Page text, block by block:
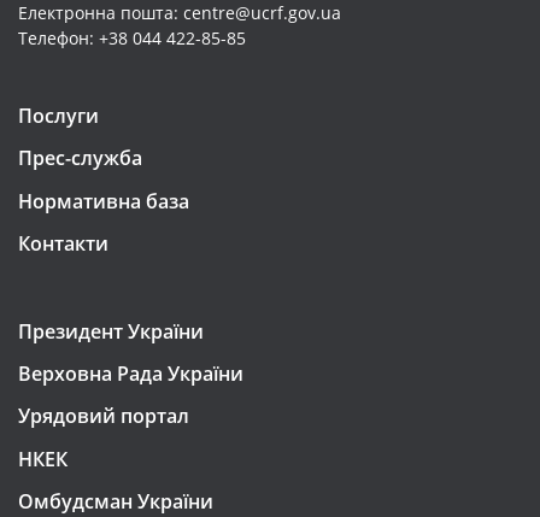
Електронна пошта: centre@ucrf.gov.ua
Телефон: +38 044 422-85-85
Послуги
Прес-служба
Нормативна база
Контакти
Президент України
Верховна Рада України
Урядовий портал
НКЕК
Омбудсман України